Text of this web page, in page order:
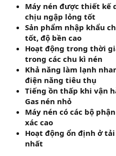
Máy nén được thiết kế
chịu ngập lỏng tốt
Sản phẩm nhập khẩu
tốt, độ bền cao
Hoạt động trong thời
trong các chu kì nén
Khả năng làm lạnh
điện năng tiêu thụ
Tiếng ồn thấp khi vận
Gas nén nhỏ
Máy nén có các bộ
xác cao
Hoạt động ổn định ở
nhất